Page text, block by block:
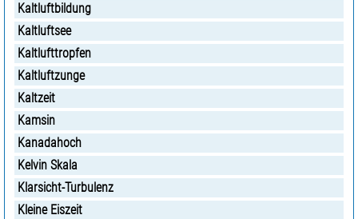
Kaltluftbildung
Kaltluftsee
Kaltlufttropfen
Kaltluftzunge
Kaltzeit
Kamsin
Kanadahoch
Kelvin Skala
Klarsicht-Turbulenz
Kleine Eiszeit